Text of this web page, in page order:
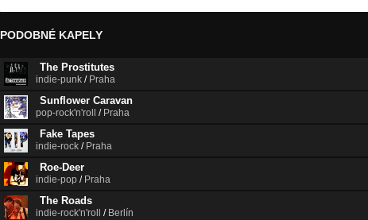
PODOBNÉ KAPELY
The Prostitutes
indie-punk / Praha
Sunflower Caravan
pop-rock'n'roll / Praha
Fake Tapes
indie-rock / Praha
Roe-Deer
indie-pop / Praha
The Roads
indie-rock'n'roll / Berlín